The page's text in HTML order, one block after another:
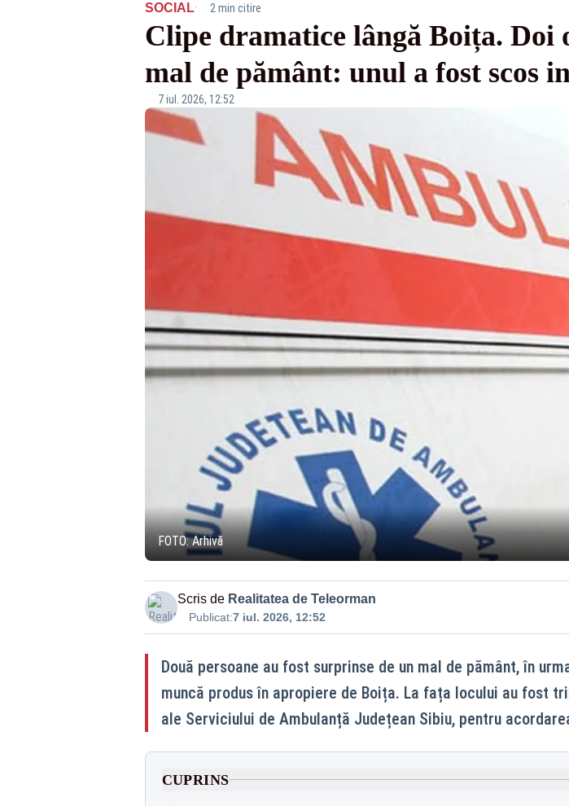
SOCIAL· 2 min citire
Clipe dramatice lângă Boița. Doi
mal de pământ: unul a fost scos
7 iul. 2026, 12:52
FOTO: Arhivă
Scris de Realitatea de Teleorman
Publicat:7 iul. 2026, 12:52
Două persoane au fost surprinse de un mal de pământ, în
muncă produs în apropiere de Boița. La fața locului au fost
ale Serviciului de Ambulanță Județean Sibiu, pentru
CUPRINS